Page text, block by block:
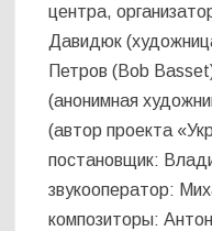
центра,
Давидюк
Петров (Bob
(анонимная
(автор проекта
постановщик:
звукооператор:
композиторы: